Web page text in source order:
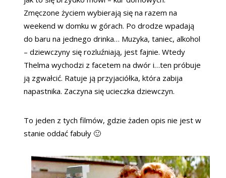
Zmęczone życiem wybierają się na razem na
weekend w domku w górach. Po drodze wpadają
do baru na jednego drinka… Muzyka, taniec, alkohol
– dziewczyny się rozluźniają, jest fajnie. Wtedy
Thelma wychodzi z facetem na dwór i…ten próbuje
ją zgwałcić. Ratuje ją przyjaciółka, która zabija
napastnika. Zaczyna się ucieczka dziewczyn.
To jeden z tych filmów, gdzie żaden opis nie jest w
stanie oddać fabuły 🙂